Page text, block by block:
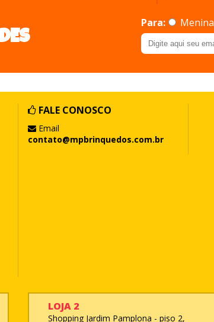
Para: Menina
FALE CONOSCO
Email
contato@mpbrinquedos.com.br
LOJA 2
Shopping Jardim Pamplona - piso 2,